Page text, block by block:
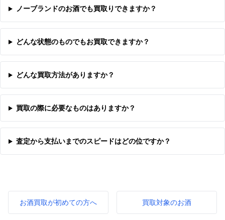
ノーブランドのお酒でも買取りできますか？
どんな状態のものでもお買取できますか？
どんな買取方法がありますか？
買取の際に必要なものはありますか？
査定から支払いまでのスピードはどの位ですか？
お酒買取が初めての方へ 買取対象のお酒